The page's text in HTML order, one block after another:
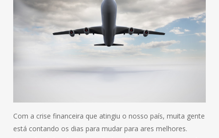
Com a crise financeira que atingiu o nosso país, muita gente
está contando os dias para mudar para ares melhores.